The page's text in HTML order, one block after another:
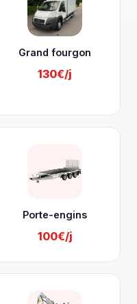
Grand fourgon
130€/j
Porte-engins
100€/j